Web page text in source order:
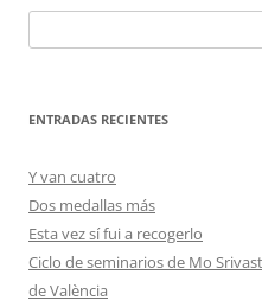
ENTRADAS RECIENTES
Y van cuatro
Dos medallas más
Esta vez sí fui a recogerlo
Ciclo de seminarios de Mo
de València